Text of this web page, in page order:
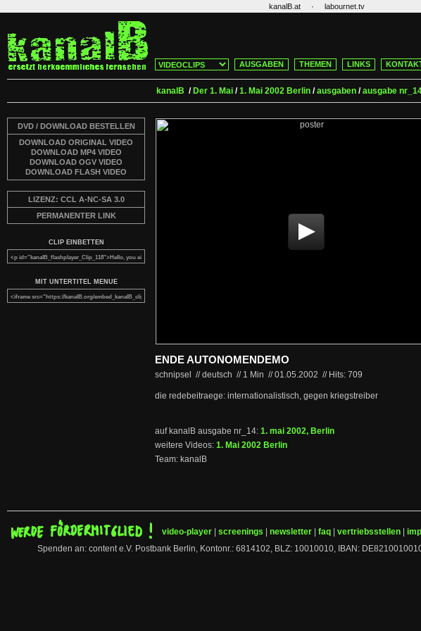
kanalB.at · labournet.tv
AUSGABEN THEMEN LINKS
kanalB / Der 1. Mai /1. Mai 2002 Berlin /ausgaben /ausgabe
DVD / DOWNLOAD BESTELLEN
DOWNLOAD ORIGINAL VIDEO
DOWNLOAD MP4 VIDEO
DOWNLOAD OGV VIDEO
DOWNLOAD FLASH VIDEO
LIZENZ: CCL A-NC-SA 3.0
PERMANENTER LINK
CLIP EINBETTEN
MIT UNTERTITEL MENUE
ENDE AUTONOMENDEMO
schnipsel // deutsch // 1 Min //01.05.2002 // Hits: 709
die redebeitraege: internationalistisch, gegen kriegstreiber
auf kanalB ausgabe nr_14: 1. mai 2002, Berlin
weitere Videos: 1. Mai 2002 Berlin
Team: kanalB
video-player screenings newsletter faq vertriebsstellen
Spenden an: content e.V. Postbank Berlin, Kontonr.: 6814102, BLZ: 10010010, IBAN: